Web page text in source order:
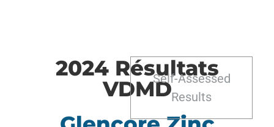
Self-Assessed
Results
2024 Résultats
VDMD